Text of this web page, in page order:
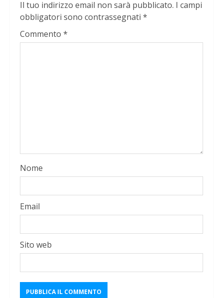
Il tuo indirizzo email non sarà pubblicato. I campi
obbligatori sono contrassegnati *
Commento *
Nome
Email
Sito web